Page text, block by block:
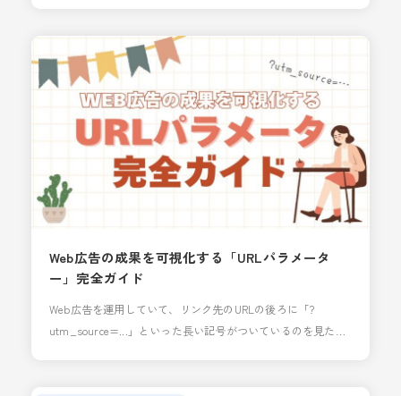
いないことにされている（＝コンバージョンしているのにカ
ウントされていない）」ということが頻繁に起きています。
近年プライバシーのルールが厳し
Web広告の成果を可視化する「URLパラメータ
ー」完全ガイド
Web広告を運用していて、リンク先のURLの後ろに「?
utm_source=...」といった長い記号がついているのを見たこ